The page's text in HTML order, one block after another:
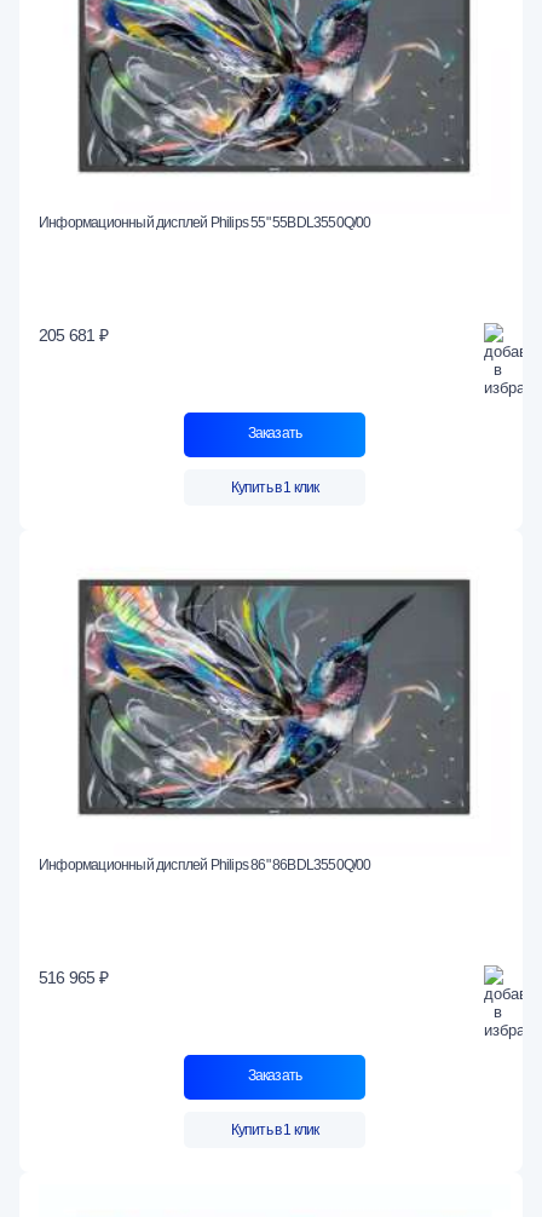
Информационный дисплей Philips 55" 55BDL3550Q/00
205 681 ₽
Заказать
Купить в 1 клик
Информационный дисплей Philips 86" 86BDL3550Q/00
516 965 ₽
Заказать
Купить в 1 клик